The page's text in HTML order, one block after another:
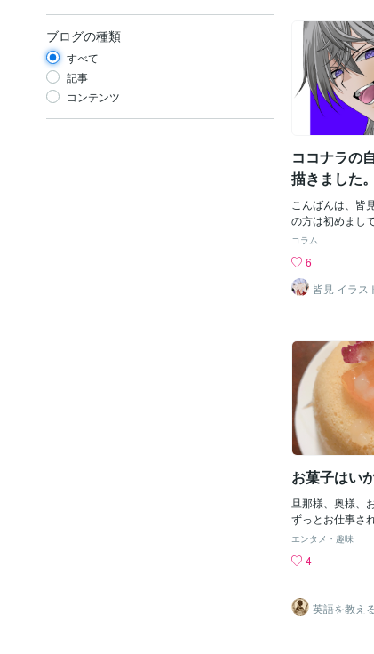
ブログの種類
すべて
記事
コンテンツ
になりました
わたくしが久し
で買ったケチャ
描きした結
なってる！！
買ったケチャッ
さい、ご主人
コナラメイド
サービスを出品
ませ♪
ココナラの
描きました。
こんばんは、皆
の方は初めまし
ください。男性
コンを新調しよ
てやっと描くこ
暇がなかったの
ぎ。と言われて
て私はメイド男
い！開き直り
ます笑。個人的
は苦手なのです
言うことで。や
方が精神的に
だろう、わかり
皆見たこでした
です。
コラム
6
皆見 イラス
ーター
お菓子はい
旦那様、奥様、
ずっとお仕事さ
で、息抜きにお
シエがたくさん
ものをお持ちい
ケーキ 庭の朝
エンタメ・趣味
4
英語を教える
ラシカルメイ